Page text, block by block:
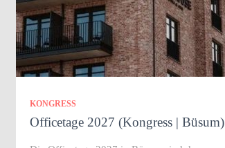
KONGRESS
Officetage 2027 (Kongress | Büsum)